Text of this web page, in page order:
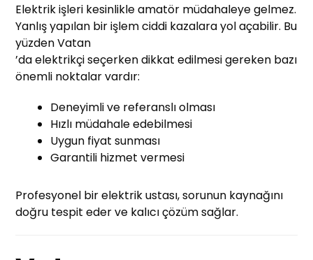
Elektrik işleri kesinlikle amatör müdahaleye gelmez.
Yanlış yapılan bir işlem ciddi kazalara yol açabilir. Bu
yüzden Vatan
’da elektrikçi seçerken dikkat edilmesi gereken bazı
önemli noktalar vardır:
Deneyimli ve referanslı olması
Hızlı müdahale edebilmesi
Uygun fiyat sunması
Garantili hizmet vermesi
Profesyonel bir elektrik ustası, sorunun kaynağını
doğru tespit eder ve kalıcı çözüm sağlar.